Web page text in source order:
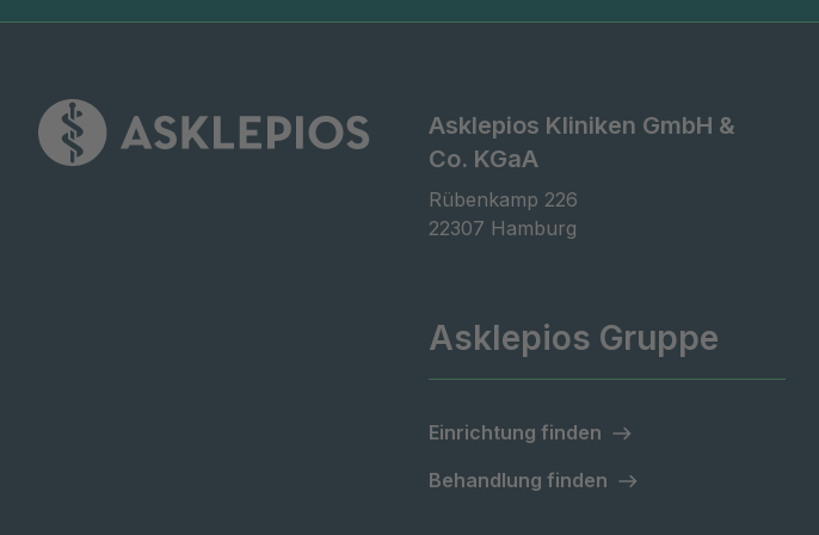
Asklepios Kliniken GmbH &
Co. KGaA
Rübenkamp 226
22307 Hamburg
Asklepios Gruppe
Einrichtung finden
Behandlung finden